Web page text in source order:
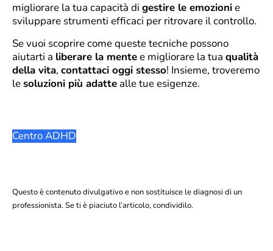
migliorare la tua capacità di gestire le emozionie
sviluppare strumenti efficaci per ritrovare il controllo.
Se vuoi scoprire come queste tecniche possono
aiutarti a liberare la mentee migliorare la tua qualità
della vita, contattaci oggi stesso! Insieme, troveremo
lesoluzioni più adatte alle tue esigenze.
Centro ADHD
Questo è contenuto divulgativo e non sostituisce le diagnosi di un
professionista. Se ti è piaciuto l’articolo, condividilo.